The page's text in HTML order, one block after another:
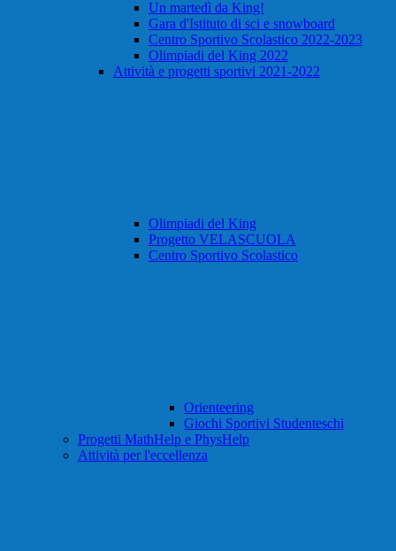
Un martedì da King!
Gara d'Istituto di sci e snowboard
Centro Sportivo Scolastico 2022-2023
Olimpiadi del King 2022
Attività e progetti sportivi 2021-2022
Olimpiadi del King
Progetto VELASCUOLA
Centro Sportivo Scolastico
Orienteering
Giochi Sportivi Studenteschi
Progetti MathHelp e PhysHelp
Attività per l'eccellenza